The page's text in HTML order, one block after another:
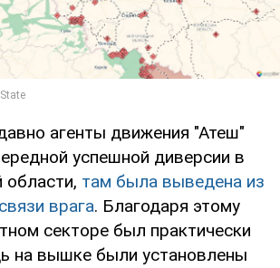
агенты движения "Атеш"
успешной диверсии в
области, там была выведена из
врага. Благодаря этому
секторе был практически
на вышке были установлены